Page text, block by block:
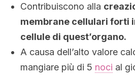
Contribuiscono alla
membrane cellulari forti
cellule di quest’organo.
A causa dell’alto valore
mangiare più di 5 noci al